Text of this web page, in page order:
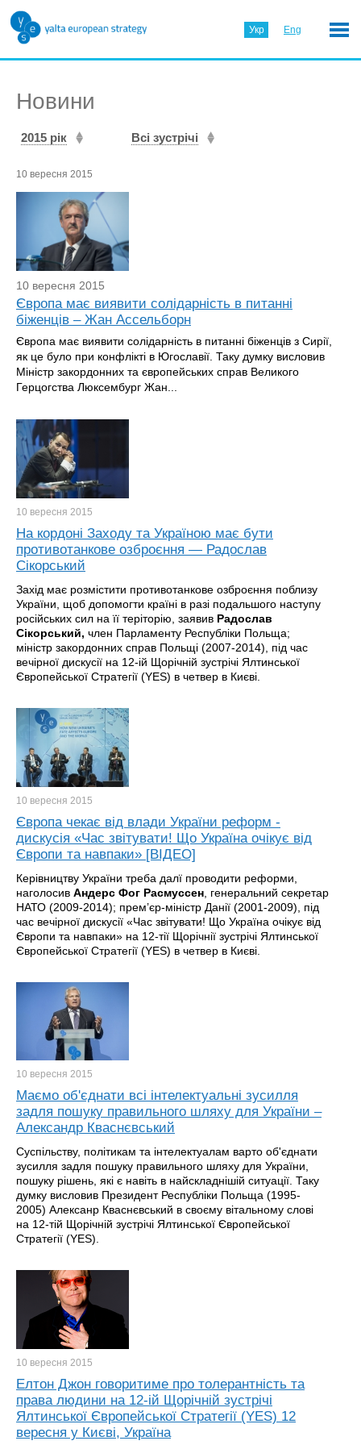
Укр Eng
Новини
2015 рік Всі зустрічі
10 вересня 2015
10 вересня 2015
Європа має виявити солідарність в питанні
біженців – Жан Ассельборн
Європа має виявити солідарність в питанні біженців з Сирії,
як це було при конфлікті в Югославії. Таку думку висловив
Міністр закордонних та європейських справ Великого
Герцогства Люксембург Жан...
10 вересня 2015
На кордоні Заходу та Україною має бути
противотанкове озброєння — Радослав
Сікорський
Захід має розмістити противотанкове озброєння поблизу
України, щоб допомогти країні в разі подальшого наступу
російських сил на її теріторію, заявив Радослав
Сікорський, член Парламенту Республіки Польща;
міністр закордонних справ Польщі (2007-2014), під час
вечірної дискусії на 12-ій Щорічній зустрічі Ялтинської
Європейської Стратегії (YES) в четвер в Києві.
10 вересня 2015
Європа чекає від влади України реформ -
дискусія «Час звітувати! Що Україна очікує від
Європи та навпаки» [ВІДЕО]
Керівництву України треба далї проводити реформи,
наголосив Андерс Фог Расмуссен , генеральний секретар
НАТО (2009-2014); прем’єр-міністр Данії (2001-2009), під
час вечірної дискусії «Час звітувати! Що Україна очікує від
Європи та навпаки» на 12-тії Щорічнії зустрічі Ялтинської
Європейської Стратегії (YES) в четвер в Києві.
10 вересня 2015
Маємо об'єднати всі інтелектуальні зусилля
задля пошуку правильного шляху для України –
Александр Кваснєвський
Суспільству, політикам та інтелектуалам варто об'єднати
зусилля задля пошуку правильного шляху для України,
пошуку рішень, які є навіть в найскладнішій ситуації. Таку
думку висловив Президент Республіки Польща (1995-
2005) Алексанр Кваснєвський в своєму вітальному слові
на 12-тій Щорічній зустрічі Ялтинської Європейської
Стратегії (YES).
10 вересня 2015
Елтон Джон говоритиме про толерантність та
права людини на 12-ій Щорічній зустрічі
Ялтинської Європейської Стратегії (YES) 12
вересня у Києві, Україна